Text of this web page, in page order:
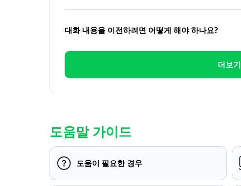
대화 내용을 이전하려면 어떻게 해야 하나요?
더보기
도움말 가이드
도움이 필요한 경우